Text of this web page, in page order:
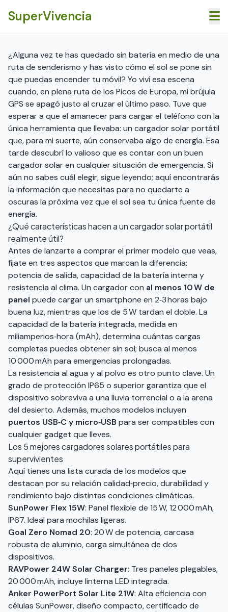
SuperVivencia
¿Alguna vez te has quedado sin batería en medio de una
ruta de senderismo y has visto cómo el sol se pone sin
que puedas encender tu móvil? Yo viví esa escena
cuando, en plena ruta de los Picos de Europa, mi brújula
GPS se apagó justo al cruzar el último paso. Tuve que
esperar a que el amanecer para cargar el teléfono con la
única herramienta que llevaba: un cargador solar portátil
que, para mi suerte, aún conservaba algo de energía. Esa
tarde descubrí lo valioso que es contar con un buen
cargador solar en cualquier situación de emergencia. Si
aún no sabes cuál elegir, sigue leyendo; aquí encontrarás
la información que necesitas para no quedarte a
oscuras la próxima vez que el sol sea tu única fuente de
energía.
¿Qué características hacen a un cargador solar portátil
realmente útil?
Antes de lanzarte a comprar el primer modelo que veas,
fíjate en tres aspectos que marcan la diferencia:
potencia de salida, capacidad de la batería interna y
resistencia al clima. Un cargador con al menos 10 W de
panel puede cargar un smartphone en 2‑3 horas bajo
buena luz, mientras que los de 5 W tardan el doble. La
capacidad de la batería integrada, medida en
miliamperios‑hora (mAh), determina cuántas cargas
completas puedes obtener sin sol; busca al menos
10 000 mAh para emergencias prolongadas.
La resistencia al agua y al polvo es otro punto clave. Un
grado de protección IP65 o superior garantiza que el
dispositivo sobreviva a una lluvia torrencial o a la arena
del desierto. Además, muchos modelos incluyen
puertos USB‑C y micro‑USB para ser compatibles con
cualquier gadget que lleves.
Los 5 mejores cargadores solares portátiles para
supervivientes
Aquí tienes una lista curada de los modelos que
destacan por su relación calidad‑precio, durabilidad y
rendimiento bajo distintas condiciones climáticas.
SunPower Flex 15W: Panel flexible de 15 W, 12 000 mAh,
IP67. Ideal para mochilas ligeras.
Goal Zero Nomad 20: 20 W de potencia, carcasa
robusta de aluminio, carga simultánea de dos
dispositivos.
RAVPower 24W Solar Charger: Tres paneles plegables,
20 000 mAh, incluye linterna LED integrada.
Anker PowerPort Solar Lite 21W: Alta eficiencia con
células SunPower, diseño compacto, certificado de